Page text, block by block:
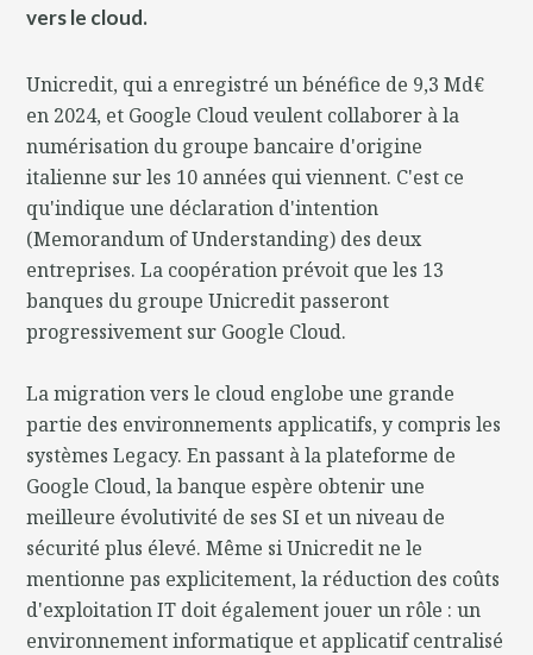
vers le cloud.
Unicredit, qui a enregistré un bénéfice de 9,3 Md€
en 2024, et Google Cloud veulent collaborer à la
numérisation du groupe bancaire d'origine
italienne sur les 10 années qui viennent. C'est ce
qu'indique une déclaration d'intention
(Memorandum of Understanding) des deux
entreprises. La coopération prévoit que les 13
banques du groupe Unicredit passeront
progressivement sur Google Cloud.
La migration vers le cloud englobe une grande
partie des environnements applicatifs, y compris les
systèmes Legacy. En passant à la plateforme de
Google Cloud, la banque espère obtenir une
meilleure évolutivité de ses SI et un niveau de
sécurité plus élevé. Même si Unicredit ne le
mentionne pas explicitement, la réduction des coûts
d'exploitation IT doit également jouer un rôle : un
environnement informatique et applicatif centralisé